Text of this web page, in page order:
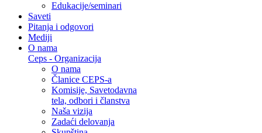
Edukacije/seminari
Saveti
Pitanja i odgovori
Mediji
O nama
Ceps - Organizacija
O nama
Članice CEPS-a
Komisije, Savetodavna
tela, odbori i članstva
Naša vizija
Zadaći delovanja